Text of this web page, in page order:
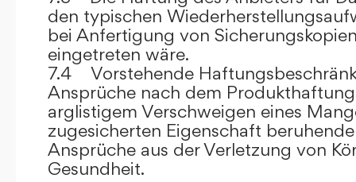
den typischen
bei Anfertigung von
eingetreten wäre.
7.4 Vorstehende
Ansprüche nach dem
arglistigem Verschweigen eines
zugesicherten Eigenschaft
Ansprüche aus der Verletzung von
Gesundheit.